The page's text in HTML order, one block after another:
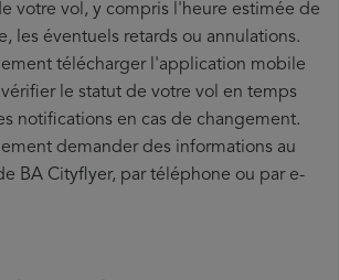
votre vol, y compris l'heure estimée de
les éventuels retards ou annulations.
télécharger l'application mobile
le statut de votre vol en temps
notifications en cas de changement.
demander des informations au
BA Cityflyer, par téléphone ou par e-